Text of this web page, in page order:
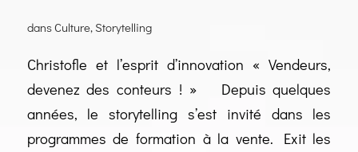
dansCulture, Storytelling
Christofle et l’esprit d’innovation « Vendeurs,
devenez des conteurs ! » Depuis quelques
années, le storytelling s’est invité dans les
programmes de formation à la vente. Exit les